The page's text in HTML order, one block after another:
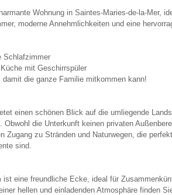
Wohnung in Saintes-Maries-de-la-Mer,
moderne Annehmlichkeiten und eine
Schlafzimmer
mit Geschirrspüler
damit die ganze Familie mitkommen kann!
einen schönen Blick auf die umliegende
Obwohl die Unterkunft keinen privaten
Zugang zu Stränden und Naturwegen, die
sind.
ist eine freundliche Ecke, ideal für
hellen und einladenden Atmosphäre finden